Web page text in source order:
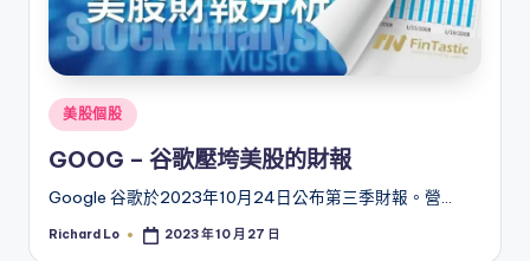
Posted
in
美股個股
GOOG – 谷歌壓垮美股的財報
Google 谷歌於2023年10月24日公布第三季財報。營…
Posted
Richard Lo 2023 年 10 月 27 日